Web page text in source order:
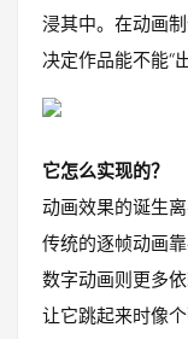
浸其中。在动画
决定作品能不能“出
它怎么实现的？
动画效果的诞生
传统的逐帧动画
数字动画则更多依
让它跳起来时像